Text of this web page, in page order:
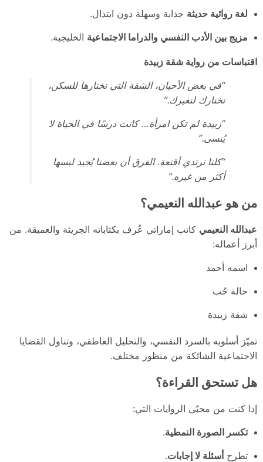
لغة روائية حديثة جذابة وسهلة دون ابتذال.
مزيج بين الأدب النفسي والدراما الاجتماعية الخليجية.
اقتباسات من رواية شقة زبيدة
“في بعض الأحيان، الشقة التي تختارها للسكن،
تختارك لتغيرك.”
“زبيدة لم تكن امرأة… كانت درسًا في الحياة لا
يُنسى.”
“كلنا نرتدي أقنعة. الفرق أن بعضنا يُجيد لبسها
أكثر من غيره.”
من هو عبدالله النعيمي؟
عبدالله النعيمي كاتب إماراتي عُرف بكتاباته الجريئة والعميقة. من
أبرز أعماله:
اسمه أحمد
حالة حُب
شقة زبيدة
تميّز أسلوبه بالسرد النفسي، والتحليل العاطفي، وتناول القضايا
الاجتماعية الشائكة من منظور مختلف.
هل تستحق القراءة؟
إذا كنت من محبّي الروايات التي:
تكسر الصورة النمطية.
تطرحأسئلة لا إجابات.